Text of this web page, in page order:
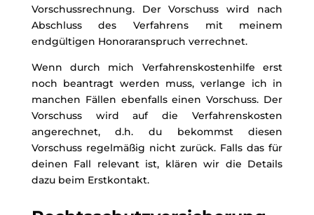
Vorschussrechnung. Der Vorschuss wird nach
Abschluss des Verfahrens mit meinem
endgültigen Honoraranspruch verrechnet.
Wenn durch mich Verfahrenskostenhilfe erst
noch beantragt werden muss, verlange ich in
manchen Fällen ebenfalls einen Vorschuss. Der
Vorschuss wird auf die Verfahrenskosten
angerechnet, d.h. du bekommst diesen
Vorschuss regelmäßig nicht zurück. Falls das für
deinen Fall relevant ist, klären wir die Details
dazu beim Erstkontakt.